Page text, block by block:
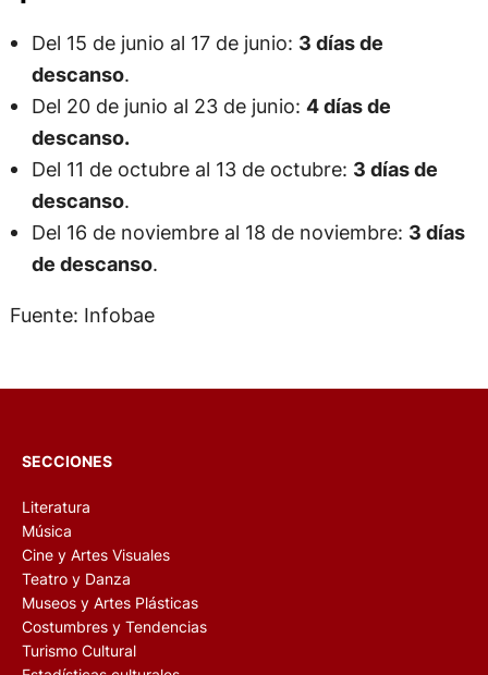
Del 15 de junio al 17 de junio: 3 días de
descanso.
Del 20 de junio al 23 de junio: 4 días de
descanso.
Del 11 de octubre al 13 de octubre: 3 días de
descanso.
Del 16 de noviembre al 18 de noviembre: 3 días
de descanso.
Fuente: Infobae
SECCIONES
Literatura
Música
Cine y Artes Visuales
Teatro y Danza
Museos y Artes Plásticas
Costumbres y Tendencias
Turismo Cultural